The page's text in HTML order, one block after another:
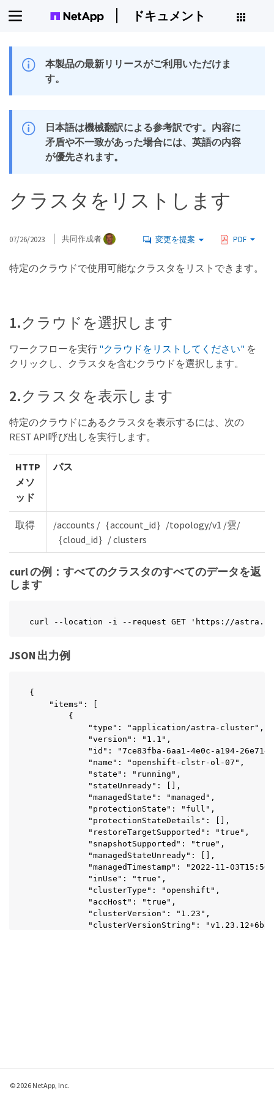
ドキュメント
本製品の最新リリースがご利用いただけま
す。
日本語は機械翻訳による参考訳です。内容に
矛盾や不一致があった場合には、英語の内容
が優先されます。
クラスタをリストします
07/26/2023 共同作成者 変更を提案 PDF
特定のクラウドで使用可能なクラスタをリストできます。
1.クラウドを選択します
ワークフローを実行 "クラウドをリストしてください" を
クリックし、クラスタを含むクラウドを選択します。
2.クラスタを表示します
特定のクラウドにあるクラスタを表示するには、次の
REST API呼び出しを実行します。
HTTP
メソ
ッド
パス
取得
/accounts /｛account_id｝/topology/v1 /雲/
｛cloud_id｝/ clusters
curl の例：すべてのクラスタのすべてのデータを返
します
curl --location -i --request GET 'https://
JSON 出力例
{
    "items": [
        {
            "type": "application/astra-cluster",
            "version": "1.1",
"id": "7ce83fba-6aa1-4e0c-a194-
            "name": "openshift-clstr-ol-07",
            "state": "running",
            "stateUnready": [],
            "managedState": "managed",
            "protectionState": "full",
            "protectionStateDetails": [],
            "restoreTargetSupported": "true",
            "snapshotSupported": "true",
            "managedStateUnready": [],
"managedTimestamp": "2022-11-
            "inUse": "true",
            "clusterType": "openshift",
            "accHost": "true",
            "clusterVersion": "1.23",
"clusterVersionString":
                "openshift",
© 2026 NetApp, Inc.